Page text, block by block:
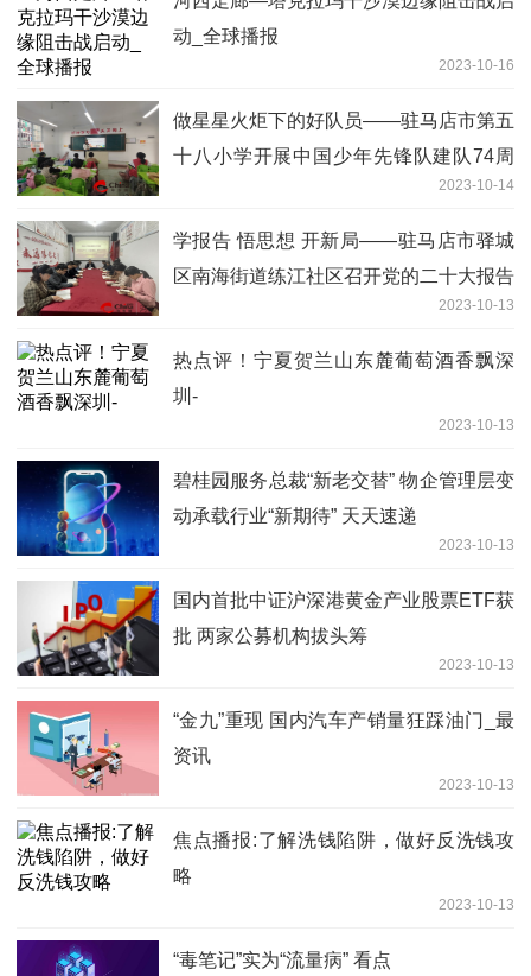
动_全球播报
2023-10-16
做星星火炬下的好队员——驻马店市第五
十八小学开展中国少年先锋队建队74周
2023-10-14
学报告 悟思想 开新局——驻马店市驿城
区南海街道练江社区召开党的二十大报告
2023-10-13
热点评！宁夏贺兰山东麓葡萄酒香飘深
圳-
2023-10-13
碧桂园服务总裁“新老交替” 物企管理层变
动承载行业“新期待” 天天速递
2023-10-13
国内首批中证沪深港黄金产业股票ETF获
批 两家公募机构拔头筹
2023-10-13
“金九”重现 国内汽车产销量狂踩油门_最
资讯
2023-10-13
焦点播报:了解洗钱陷阱，做好反洗钱攻
略
2023-10-13
“毒笔记”实为“流量病” 看点